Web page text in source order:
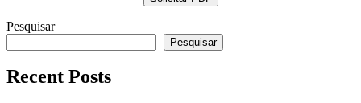
Pesquisar
Pesquisar
Recent Posts